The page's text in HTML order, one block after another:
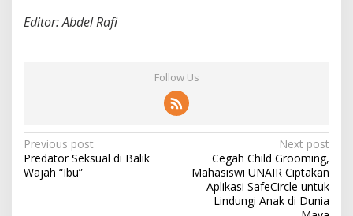
Editor: Abdel Rafi
Follow Us
P
o
Previous post
Predator Seksual di Balik
Wajah “Ibu”
Next post
Cegah Child Grooming,
Mahasiswi UNAIR Ciptakan
Aplikasi SafeCircle untuk
Lindungi Anak di Dunia